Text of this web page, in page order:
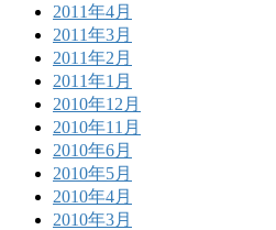
2011年4月
2011年3月
2011年2月
2011年1月
2010年12月
2010年11月
2010年6月
2010年5月
2010年4月
2010年3月